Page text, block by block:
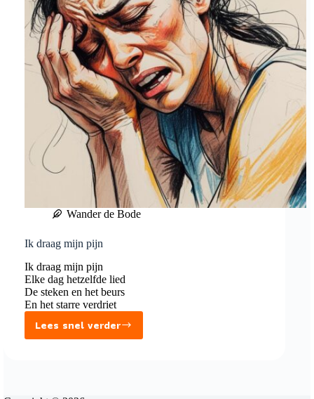
Wander de Bode
Ik draag mijn pijn
Ik draag mijn pijn
Elke dag hetzelfde lied
De steken en het beurs
En het starre verdriet
Lees snel verder
Ik